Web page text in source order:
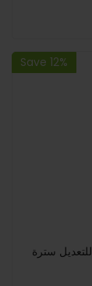
Save 12%
للتعديل سترة